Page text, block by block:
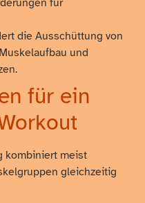
für
die Ausschüttung von
und
für ein
kombiniert meist
gleichzeitig